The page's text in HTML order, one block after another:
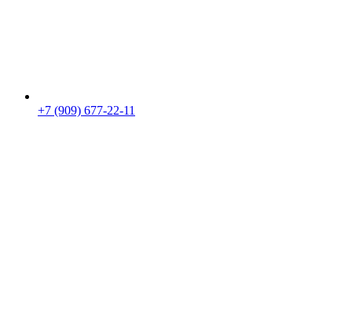
+7 (909) 677-22-11